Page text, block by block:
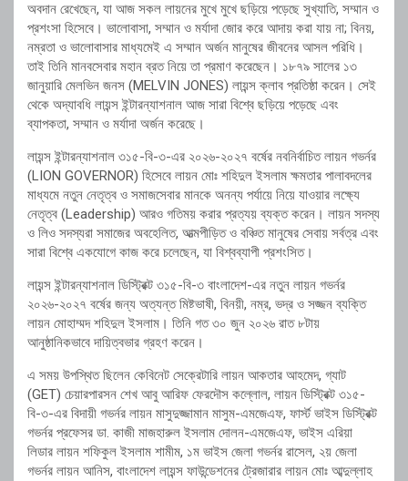
অবদান রেখেছেন, যা আজ সকল লায়নের মুখে মুখে ছড়িয়ে পড়েছে সুখ্যাতি, সম্মান ও
প্রশংসা হিসেবে। ভালোবাসা, সম্মান ও মর্যাদা জোর করে আদায় করা যায় না; বিনয়,
নম্রতা ও ভালোবাসার মাধ্যমেই এ সম্মান অর্জন মানুষের জীবনের আসল পরিধি।
তাই তিনি মানবসেবার মহান ব্রত নিয়ে তা প্রমাণ করেছেন। ১৮৭৯ সালের ১৩
জানুয়ারি মেলভিন জনস (MELVIN JONES) লায়ন্স ক্লাব প্রতিষ্ঠা করেন। সেই
থেকে অদ্যাবধি লায়ন্স ইন্টারন্যাশনাল আজ সারা বিশ্বে ছড়িয়ে পড়েছে এবং
ব্যাপকতা, সম্মান ও মর্যাদা অর্জন করেছে।
লায়ন্স ইন্টারন্যাশনাল ৩১৫-বি-৩-এর ২০২৬-২০২৭ বর্ষের নবনির্বাচিত লায়ন গভর্নর
(LION GOVERNOR) হিসেবে লায়ন মোঃ শহিদুল ইসলাম ক্ষমতার পালাবদলের
মাধ্যমে নতুন নেতৃত্ব ও সমাজসেবার মানকে অনন্য পর্যায়ে নিয়ে যাওয়ার লক্ষ্যে
নেতৃত্ব (Leadership) আরও গতিময় করার প্রত্যয় ব্যক্ত করেন। লায়ন সদস্য
ও লিও সদস্যরা সমাজের অবহেলিত, আত্মপীড়িত ও বঞ্চিত মানুষের সেবায় সর্বত্র এবং
সারা বিশ্বে একযোগে কাজ করে চলেছেন, যা বিশ্বব্যাপী প্রশংসিত।
লায়ন্স ইন্টারন্যাশনাল ডিস্ট্রিক্ট ৩১৫-বি-৩ বাংলাদেশ-এর নতুন লায়ন গভর্নর
২০২৬-২০২৭ বর্ষের জন্য অত্যন্ত মিষ্টভাষী, বিনয়ী, নম্র, ভদ্র ও সজ্জন ব্যক্তি
লায়ন মোহাম্মদ শহিদুল ইসলাম। তিনি গত ৩০ জুন ২০২৬ রাত ৮টায়
আনুষ্ঠানিকভাবে দায়িত্বভার গ্রহণ করেন।
এ সময় উপস্থিত ছিলেন কেবিনেট সেক্রেটারি লায়ন আকতার আহমেদ, গ্যাট
(GET) চেয়ারপারসন শেখ আবু আরিফ ফেরদৌস কল্লোল, লায়ন ডিস্ট্রিক্ট ৩১৫-
বি-৩-এর বিদায়ী গভর্নর লায়ন মাসুদুজ্জামান মাসুম-এমজেএফ, ফার্স্ট ভাইস ডিস্ট্রিক্ট
গভর্নর প্রফেসর ডা. কাজী মাজহারুল ইসলাম দোলন-এমজেএফ, ভাইস এরিয়া
লিডার লায়ন শফিকুল ইসলাম শামীম, ১ম ভাইস জেলা গভর্নর রাসেল, ২য় জেলা
গভর্নর লায়ন আনিস, বাংলাদেশ লায়ন্স ফাউন্ডেশনের ট্রেজারার লায়ন মোঃ আব্দুল্লাহ